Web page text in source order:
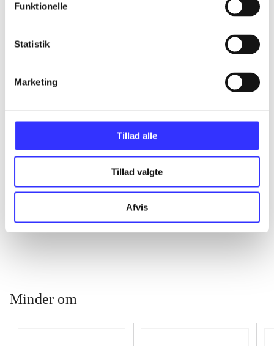
Funktionelle
Statistik
Marketing
Tillad alle
Tillad valgte
Afvis
Alle registrerede artikler fordelt på udgivelser
...
...
Minder om